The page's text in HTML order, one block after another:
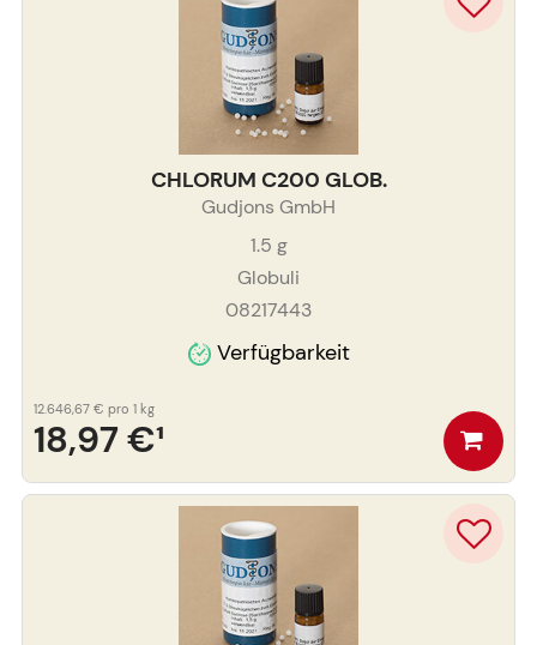
CHLORUM C200 GLOB.
Gudjons GmbH
1.5 g
Globuli
08217443
Verfügbarkeit
18,97 €¹
12.646,67 € pro 1 kg